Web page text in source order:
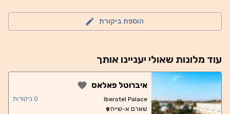
הוספת ביקורת
עוד מלונות שאולי יעניינו אותך
איברוטל פאלאס
Iberotel Palace
שארם א-שייח
-
0 ביקורות